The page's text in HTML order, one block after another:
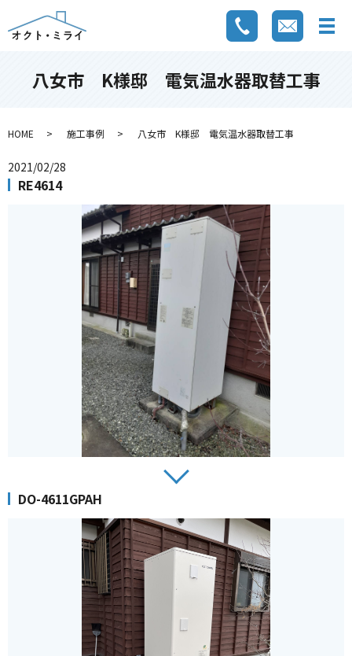
八女市 K様邸 電気温水器取替工事
HOME 施工事例 八女市 K様邸 電気温水器取替工事
2021/02/28
RE4614
DO-4611GPAH